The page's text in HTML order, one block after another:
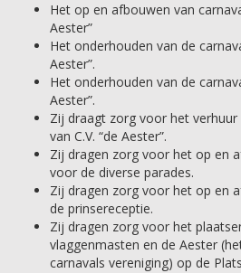
Het op en afbouwen van
Aester”
Het onderhouden van de
Aester”.
Het onderhouden van de
Aester”.
Zij draagt zorg voor het verhuur
van C.V. “de Aester”.
Zij dragen zorg voor het op en
voor de diverse parades.
Zij dragen zorg voor het op en
de prinsereceptie.
Zij dragen zorg voor het
vlaggenmasten en de Aester
carnavals vereniging) op de